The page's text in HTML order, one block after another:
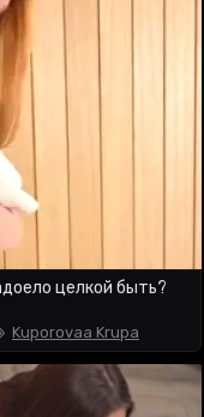
целкой быть?
Kuporovaa Krupa